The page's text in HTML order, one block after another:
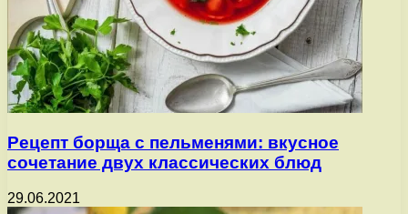
Рецепт борща с пельменями: вкусное
сочетание двух классических блюд
29.06.2021